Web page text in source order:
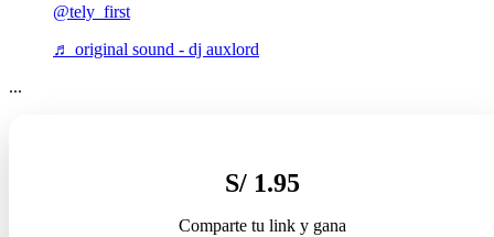
@tely_first
♬ original sound - dj auxlord
...
S/ 1.95
Comparte tu link y gana